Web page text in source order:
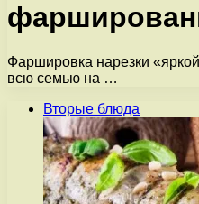
Фаршировка нарезки
всю семью на …
Вторые блюда